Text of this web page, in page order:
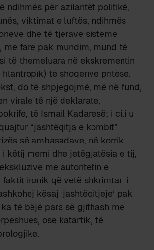
ndihmës për azilantët politikë,
viktimat e luftës, ndihmës
dhe të tjerave sisteme
me fare pak mundim, mund të
të themeluara në ekskrementin
të shoqërive pritëse.
do të shpjegojmë, më në fund,
virale të një deklarate,
të Ismail Kadaresë; i cili u
“jashtëqitja e kombit”
së ambasadave, në korrik
i këtij memi dhe jetëgjatësia e tij,
me autoritetin e
faktit ironik që vetë shkrimtari i
kësaj ‘jashtëqitjeje’ pak
të bëjë para së gjithash me
ose katartik, të